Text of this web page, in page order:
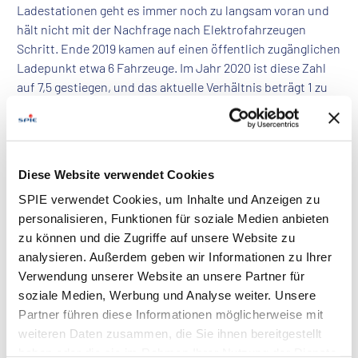
Diese Website verwendet Cookies
SPIE verwendet Cookies, um Inhalte und Anzeigen zu
personalisieren, Funktionen für soziale Medien anbieten
zu können und die Zugriffe auf unsere Website zu
analysieren. Außerdem geben wir Informationen zu Ihrer
Verwendung unserer Website an unsere Partner für
soziale Medien, Werbung und Analyse weiter. Unsere
Partner führen diese Informationen möglicherweise mit
weiteren Daten zusammen, die Sie ihnen bereitgestellt
Ladestationen geht es immer noch zu langsam voran und
hält nicht mit der Nachfrage nach Elektrofahrzeugen
Schritt. Ende 2019 kamen auf einen öffentlich zugänglichen
Ladepunkt etwa 6 Fahrzeuge. Im Jahr 2020 ist diese Zahl
auf 7,5 gestiegen, und das aktuelle Verhältnis beträgt 1 zu
11,5. Es ist ein schwacher Trost, dass dieses Problem auch
andere Länder betrifft. Infolgedessen bereitet die
Europäische Union Lösungen vor, die vorsehen, dass die
Abhängigkeit von der Anzahl der neu zugelassenen
Elektrofahrzeuge erhöht wird.
Die noch unzureichende Ladeinfrastruktur veranlasst
immer mehr Unternehmen und Institutionen mit
elektrifizierten Fahrzeugflotten, in den Aufbau eigener
Stationen zu investieren. Obwohl die Investition eine
gründliche Finanzanalyse und fortgeschrittene technische
Arbeiten erfordert, bietet sie langfristig die Unabhängigkeit